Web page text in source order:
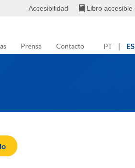
Accesibilidad Libro accesible
Prensa Contacto PT | ES